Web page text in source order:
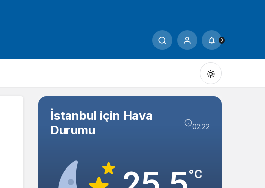
0
Gündüz modunu seçin.
İstanbul için Hava
Durumu
02:22
°C